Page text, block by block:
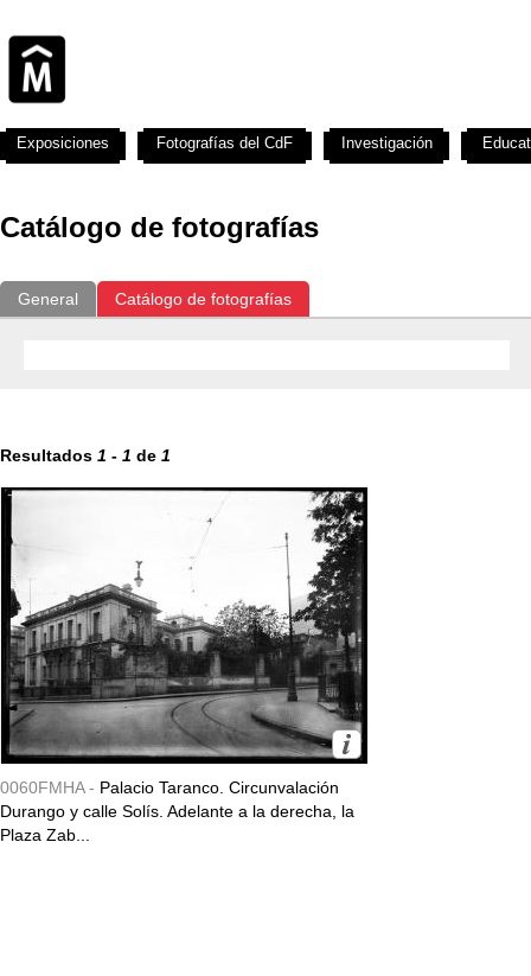
Catálogo de fotografías
General Catálogo de fotografías
Resultados 1 - 1 de 1
0060FMHA - Palacio Taranco. Circunvalación
Durango y calle Solís. Adelante a la derecha, la
Plaza Zab...
Exposiciones Fotografías del CdF Investigación